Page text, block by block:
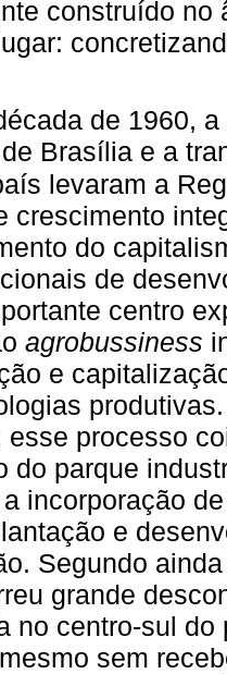
construído no
de 1960,
Brasília e a
levaram a
crescimento
do
de
centro
agrobussiness
e
esse processo
do parque
incorporação
e
Segundo
grande
no centro-sul
sem